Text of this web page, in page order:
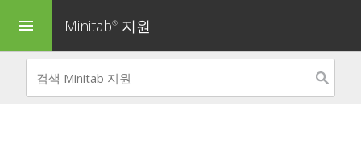
menu Minitab® 지원